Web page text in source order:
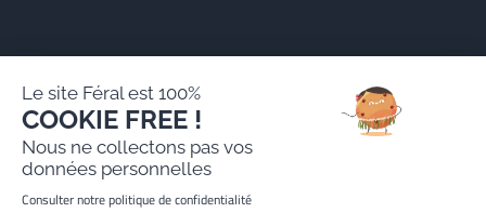
Mentions légales
Politique de protection des données personnelles
Le site Féral est 100%
COOKIE FREE !
Nous ne collectons pas vos
données personnelles
Consulter notre politique de confidentialité